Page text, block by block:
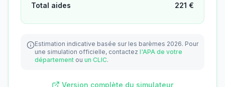
Total aides 221 €
Estimation indicative basée sur les barèmes 2026. Pour
une simulation officielle, contactez l'APA de votre
département ou un CLIC.
Version complète du simulateur